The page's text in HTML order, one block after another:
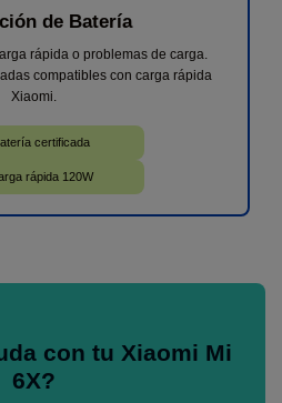
de Batería
rápida o problemas de carga.
compatibles con carga rápida
Xiaomi.
certificada
rápida 120W
con tu Xiaomi Mi
6X?